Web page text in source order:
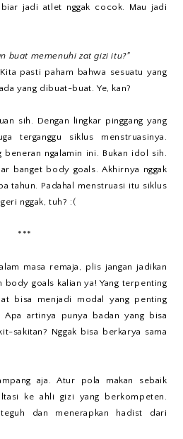
jadi atlet nggak cocok. Mau jadi
buat memenuhi zat gizi itu?"
pasti paham bahwa sesuatu yang
yang dibuat-buat. Ye, kan?
sih. Dengan lingkar pinggang yang
terganggu siklus menstruasinya.
beneran ngalamin ini. Bukan idol sih.
banget body goals. Akhirnya nggak
tahun. Padahal menstruasi itu siklus
nggak, tuh? :(
***
masa remaja, plis jangan jadikan
goals kalian ya! Yang terpenting
bisa menjadi modal yang penting
artinya punya badan yang bisa
sakitan? Nggak bisa berkarya sama
aja. Atur pola makan sebaik
ke ahli gizi yang berkompeten.
dan menerapkan hadist dari